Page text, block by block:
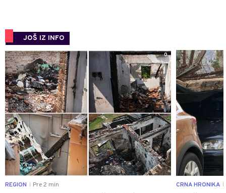
JOŠ IZ INFO
0
REGION Pre 2 min CRNA HRONIKA